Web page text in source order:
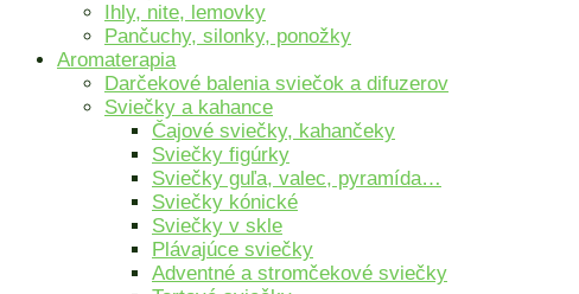
Ihly, nite, lemovky
Pančuchy, silonky, ponožky
Aromaterapia
Darčekové balenia sviečok a difuzerov
Sviečky a kahance
Čajové sviečky, kahančeky
Sviečky figúrky
Sviečky guľa, valec, pyramída…
Sviečky kónické
Sviečky v skle
Plávajúce sviečky
Adventné a stromčekové sviečky